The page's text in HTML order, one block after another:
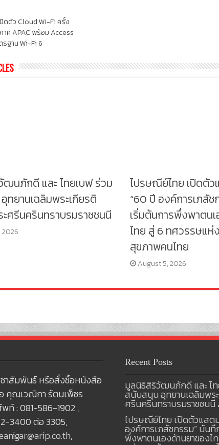
ดตัว Cloud Wi-Fi ครั้ง
าค APAC พร้อม Access
ฐาน Wi-Fi 6
นภักดี และ ไทยเบฟ ร่วม
ทยานเฉลิมพระเกียรติ
ศรีนครินทราบรมราชชนนี
2026
ไปรษณีย์ไทย เปิดตัว
“60 ปี องค์การเภสั
เริ่มต้นการพึ่งพาตน
ไทย สู่ 6 ทศวรรษแ
สุขภาพคนไทย
August 5, 2026
าสัมพันธ์ หรือสั่งซื้อหนังสือ
คุณเวณิกา รัตนเพ็ชร
ท์ : 081-586-1902 ,
3400 ต่อ 3305,
,
Recent Posts
มูลนิธิสิริวัฒนภักดี และ ไ
สนับสนุน อุทยานเฉลิมพร
ศรีนครินทราบรมราชชนนี
ไปรษณีย์ไทย เปิดตัวแสต
องค์การเภสัชกรรม” บัน
พึ่งพาตนเองด้านยาของไ